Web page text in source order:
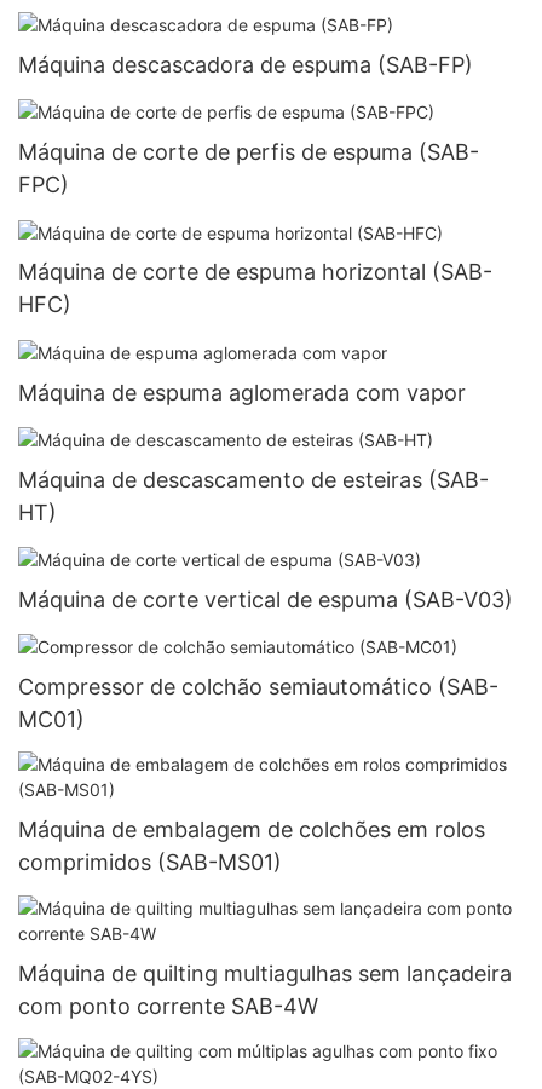
Máquina descascadora de espuma (SAB-FP)
Máquina de corte de perfis de espuma (SAB-
FPC)
Máquina de corte de espuma horizontal (SAB-
HFC)
Máquina de espuma aglomerada com vapor
Máquina de descascamento de esteiras (SAB-
HT)
Máquina de corte vertical de espuma (SAB-V03)
Compressor de colchão semiautomático (SAB-
MC01)
Máquina de embalagem de colchões em rolos
comprimidos (SAB-MS01)
Máquina de quilting multiagulhas sem lançadeira
com ponto corrente SAB-4W